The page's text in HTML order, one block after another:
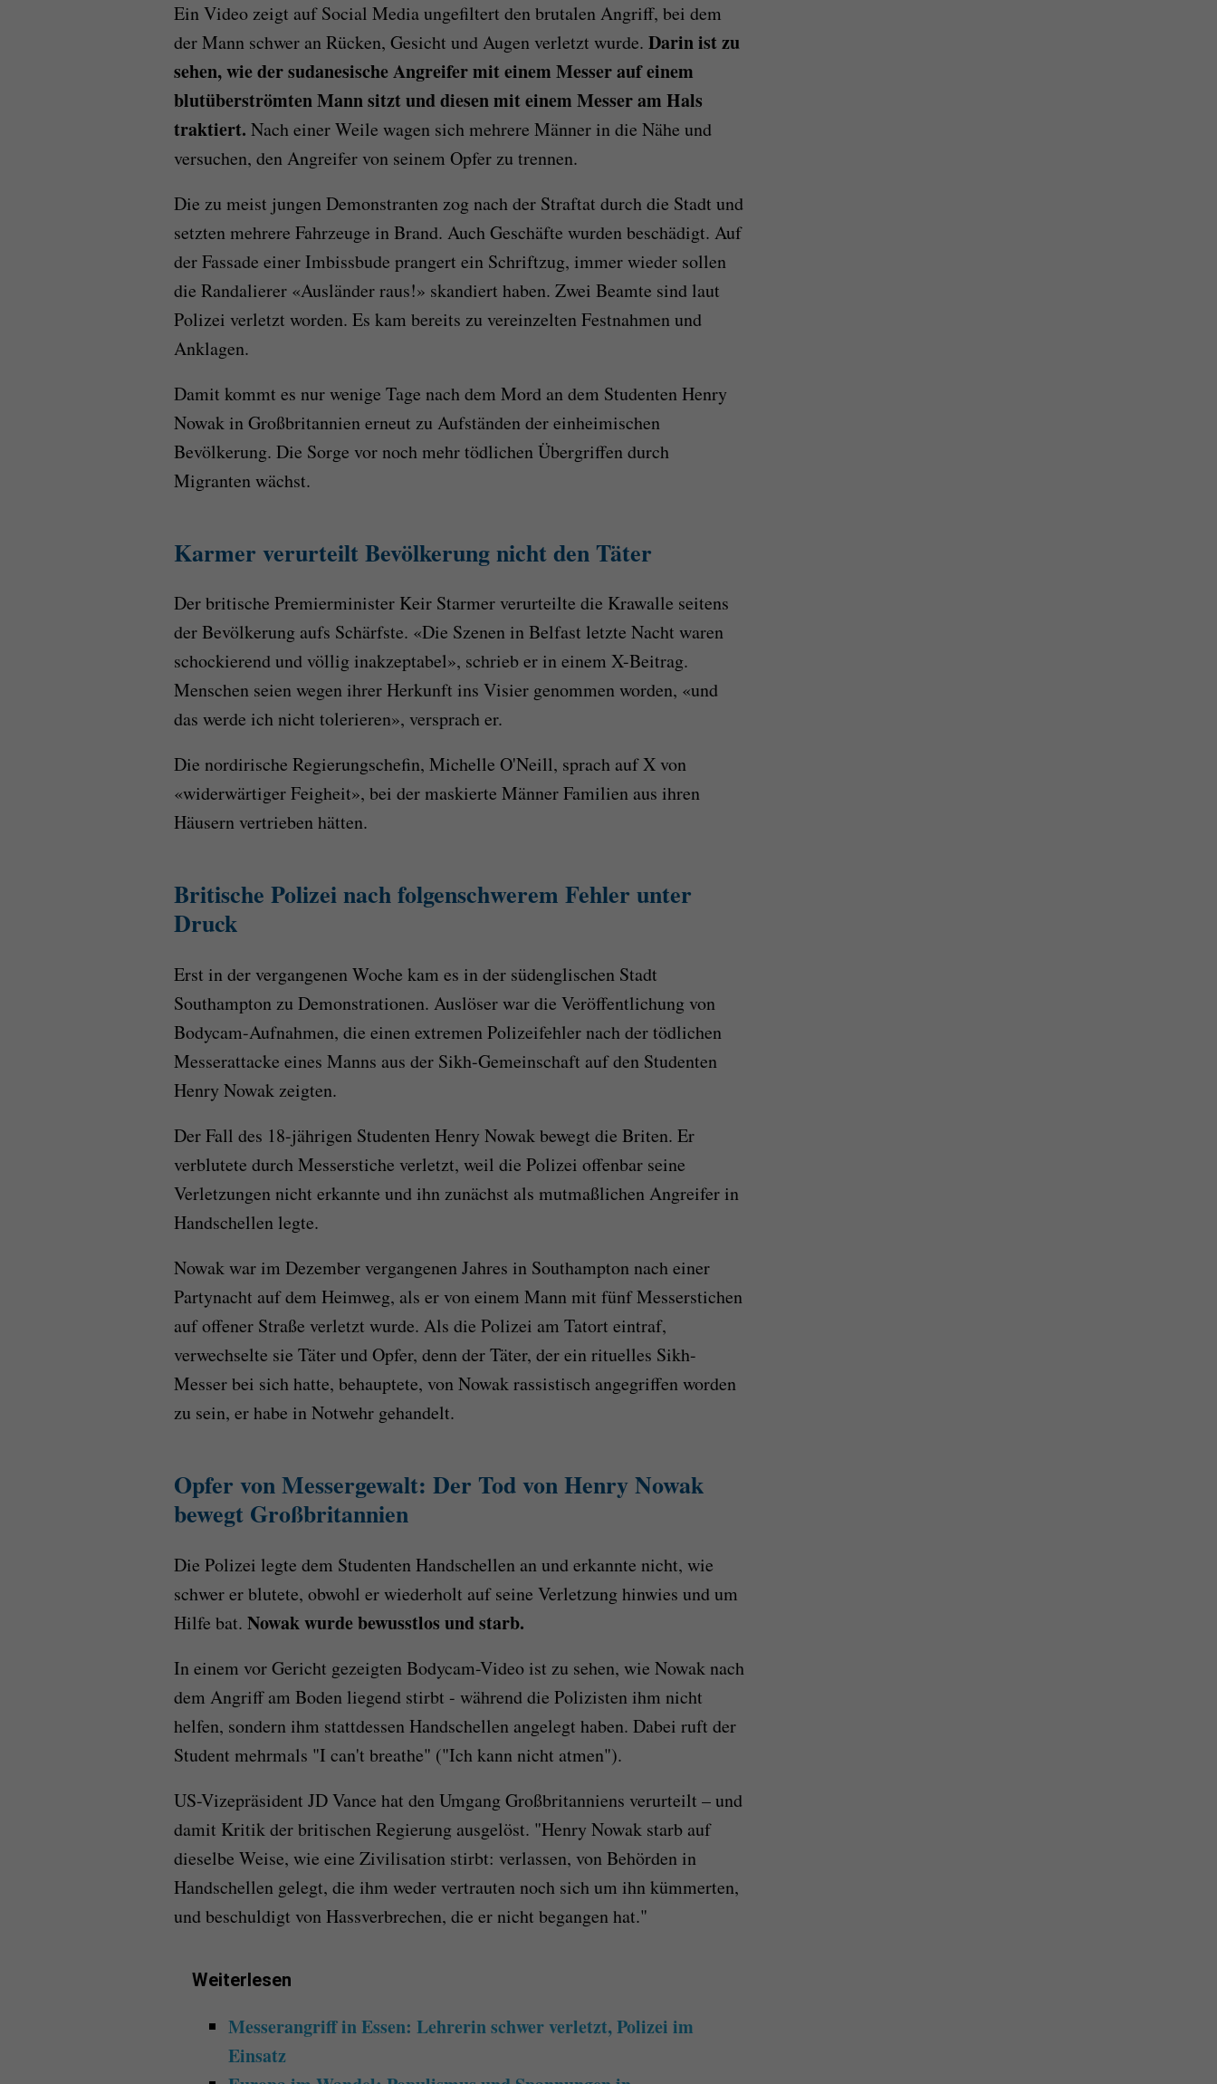
Ein Video zeigt auf Social Media ungefiltert den brutalen Angriff, bei dem
der Mann schwer an Rücken, Gesicht und Augen verletzt wurde. Darin ist zu
sehen, wie der sudanesische Angreifer mit einem Messer auf einem
blutüberströmten Mann sitzt und diesen mit einem Messer am Hals
traktiert. Nach einer Weile wagen sich mehrere Männerindie Nähe und
versuchen, den Angreifer von seinem Opfer zu trennen.
Die zu meist jungen Demonstranten zog nach der Straftat durch die Stadt und
setzten mehrere Fahrzeuge inBrand. Auch Geschäfte wurden beschädigt. Auf
der Fassade einer Imbissbude prangert ein Schriftzug, immer wieder sollen
die Randalierer «Ausländer raus!» skandiert haben. Zwei Beamte sind laut
Polizei verletzt worden. Es kam bereits zu vereinzelten Festnahmen und
Anklagen.
Damit kommt es nur wenige Tage nach dem Mord an dem Studenten Henry
NowakinGroßbritannien erneut zu Aufständen der einheimischen
Bevölkerung. Die Sorge vor noch mehr tödlichen Übergriffen durch
Migranten wächst.
Karmer verurteilt Bevölkerung nicht den Täter
Der britische Premierminister Keir Starmer verurteilte die Krawalle seitens
der Bevölkerung aufs Schärfste. «Die SzeneninBelfast letzte Nacht waren
schockierend und völlig inakzeptabel», schrieb erineinem X-Beitrag.
Menschen seien wegen ihrer Herkunft ins Visier genommen worden, «und
das werde ich nicht tolerieren», versprach er.
Die nordirische Regierungschefin, Michelle O'Neill, sprach auf X von
«widerwärtiger Feigheit», bei der maskierte Männer Familien aus ihren
Häusern vertrieben hätten.
Britische Polizei nach folgenschwerem Fehler unter
Druck
Erst inder vergangenen Woche kam es inder südenglischen Stadt
Southampton zu Demonstrationen. Auslöser war die Veröffentlichung von
Bodycam-Aufnahmen, die einen extremen Polizeifehler nach der tödlichen
Messerattacke eines Manns aus der Sikh-Gemeinschaft auf den Studenten
Henry Nowak zeigten.
Der Fall des 18-jährigen Studenten Henry Nowak bewegt die Briten. Er
verblutete durch Messerstiche verletzt, weil die Polizei offenbar seine
Verletzungen nicht erkannte und ihn zunächst als mutmaßlichen Angreifer in
Handschellen legte.
Nowak war im Dezember vergangenen Jahres in Southampton nach einer
Partynacht auf dem Heimweg, als er von einem Mann mit fünf Messerstichen
auf offener Straße verletzt wurde. Als die Polizei am Tatort eintraf,
verwechselte sie Täter und Opfer, denn der Täter, der ein rituelles Sikh-
Messer bei sich hatte, behauptete, von Nowak rassistisch angegriffen worden
zu sein, er habe in Notwehr gehandelt.
Opfer von Messergewalt: Der Tod von Henry Nowak
bewegt Großbritannien
Die Polizei legte dem Studenten Handschellen an und erkannte nicht, wie
schwer er blutete, obwohl er wiederholt auf seine Verletzung hinwies und um
Hilfe bat. Nowak wurde bewusstlos und starb.
In einem vor Gericht gezeigten Bodycam-Video ist zu sehen, wie Nowak nach
dem Angriff am Boden liegend stirbt - während die Polizisten ihm nicht
helfen, sondern ihm stattdessen Handschellen angelegt haben. Dabei ruft der
Student mehrmals "I can't breathe" ("Ich kann nicht atmen").
US-Vizepräsident JD Vance hat den Umgang Großbritanniens verurteilt – und
damit Kritik der britischen Regierung ausgelöst. "Henry Nowak starb auf
dieselbe Weise, wie eine Zivilisation stirbt: verlassen, von Behörden in
Handschellen gelegt, die ihm weder vertrauten noch sich um ihn kümmerten,
und beschuldigt von Hassverbrechen, die er nicht begangen hat."
Weiterlesen
Messerangriff in Essen: Lehrerin schwer verletzt, Polizei im
Einsatz